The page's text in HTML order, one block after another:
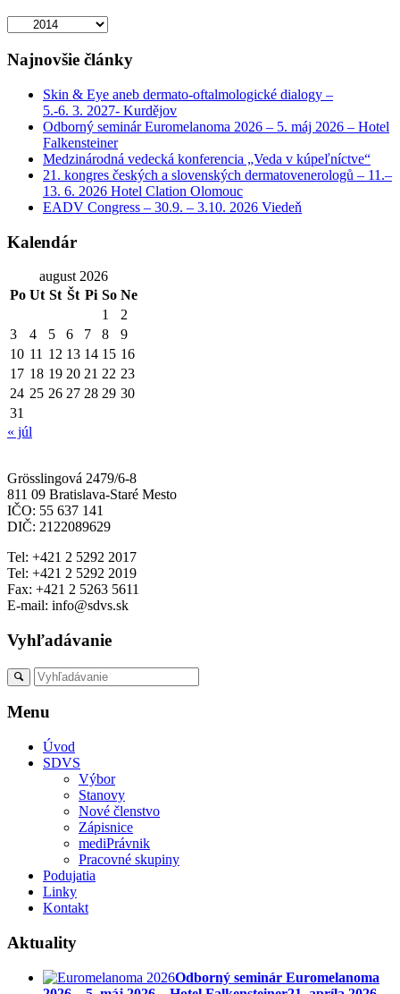
Kategórie
Najnovšie články
Skin & Eye aneb dermato-oftalmologické dialogy –
5.-6. 3. 2027- Kurdějov
Odborný seminár Euromelanoma 2026 – 5. máj 2026 – Hotel
Falkensteiner
Medzinárodná vedecká konferencia „Veda v kúpeľníctve“
21. kongres českých a slovenských dermatovenerologů – 11.–
13. 6. 2026 Hotel Clation Olomouc
EADV Congress – 30.9. – 3.10. 2026 Viedeň
Kalendár
august 2026
Po Ut St Št Pi So Ne
1
2
3
4 5 6 7 8
9
10 11 12 13 14 15 16
17 18 19 20 21 22 23
24 25 26 27 28 29 30
31
« júl
Grösslingová 2479/6-8
811 09 Bratislava-Staré Mesto
IČO: 55 637 141
DIČ: 2122089629
Tel: +421 2 5292 2017
Tel: +421 2 5292 2019
Fax: +421 2 5263 5611
E-mail: info@sdvs.sk
Vyhľadávanie
Menu
Úvod
SDVS
Výbor
Stanovy
Nové členstvo
Zápisnice
mediPrávnik
Pracovné skupiny
Podujatia
Linky
Kontakt
Aktuality
Odborný seminár Euromelanoma